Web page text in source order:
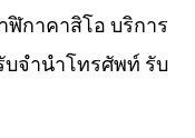
กาคาสิโอ บริการ
จำนำโทรศัพท์ รับ